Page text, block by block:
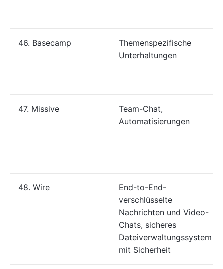
46. Basecamp
Themenspezifische
Unterhaltungen
47. Missive
Team-Chat,
Automatisierungen
48. Wire
End-to-End-
verschlüsselte
Nachrichten und Video-
Chats, sicheres
Dateiverwaltungssystem
mit Sicherheit